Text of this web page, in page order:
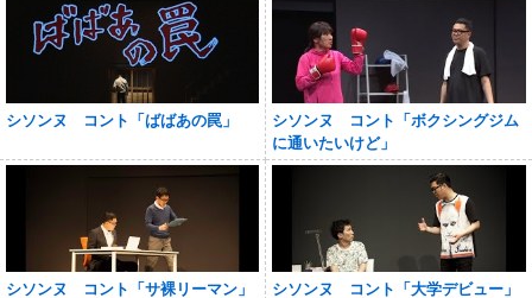
シソンヌ コント「ばばあの罠」
シソンヌ コント「ボクシングジム
に通いたいけど」
シソンヌ コント「サ裸リーマン」 シソンヌ コント「大学デビュー」